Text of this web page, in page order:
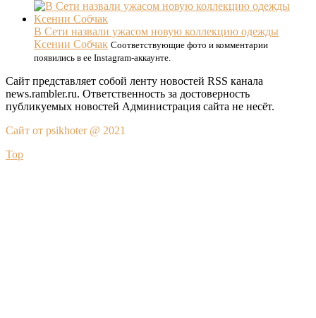
В Сети назвали ужасом новую коллекцию одежды
Ксении Собчак Соответствующие фото и комментарии
появились в ее Instagram-аккаунте.
Сайт представляет собой ленту новостей RSS канала
news.rambler.ru. Ответственность за достоверность
публикуемых новостей Администрация сайта не несёт.
Сайт от psikhoter @ 2021
Top